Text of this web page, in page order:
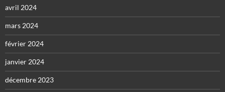
avril 2024
mars 2024
février 2024
janvier 2024
décembre 2023